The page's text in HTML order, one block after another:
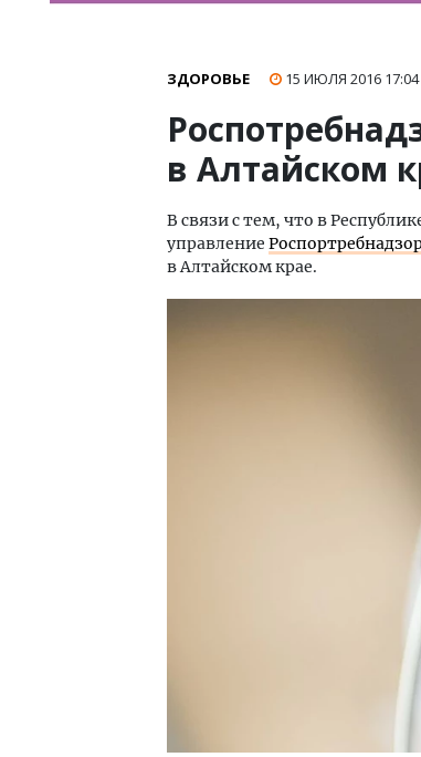
ЗДОРОВЬЕ 15 ИЮЛЯ 2016 17:04
в Алтайском
В связи с тем, что в
управление
в Алтайском крае.